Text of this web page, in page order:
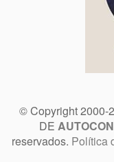
© Copyright 2000-
DE
reservados. Política